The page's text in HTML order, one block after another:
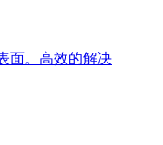
面。高效的解决